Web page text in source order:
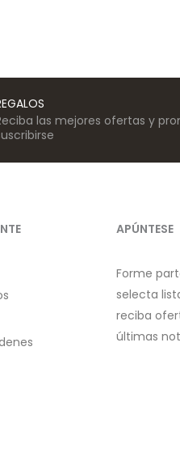
las mejores ofertas y
APÚNTESE
Forme
selecta
reciba
últimas